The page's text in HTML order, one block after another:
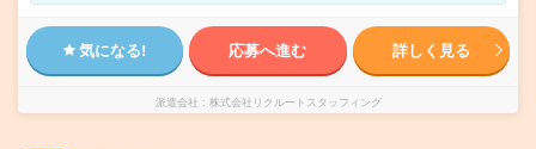
気になる! 応募へ進む 詳しく見る
派遣会社 株式会社リクルートスタッフィング